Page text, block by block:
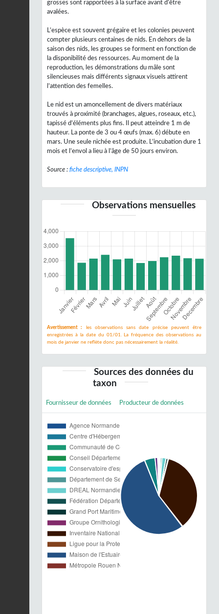
grosses sont rapportées à la surface avant d’être
avalées.
L’espèce est souvent grégaire et les colonies peuvent
compter plusieurs centaines de nids. En dehors de la
saison des nids, les groupes se forment en fonction de
la disponibilité des ressources. Au moment de la
reproduction, les démonstrations du mâle sont
silencieuses mais différents signaux visuels attirent
l’attention des femelles.
Le nid est un amoncellement de divers matériaux
trouvés à proximité (branchages, algues, roseaux, etc.),
tapissé d’éléments plus fins. Il peut atteindre 1 m de
hauteur. La ponte de 3 ou 4 œufs (max. 6) débute en
mars. Une seule nichée est produite. L’incubation dure 1
mois et l’envol a lieu à l’âge de 50 jours environ.
Source : fiche descriptive, INPN
Observations mensuelles
Avertissement :
les observations sans date précise peuvent être
enregistrées à la date du 01/01. La fréquence des observations au
mois de janvier ne reflète donc pas nécessairement la réalité.
Sources des données du
taxon
Fournisseur de données Producteur de données